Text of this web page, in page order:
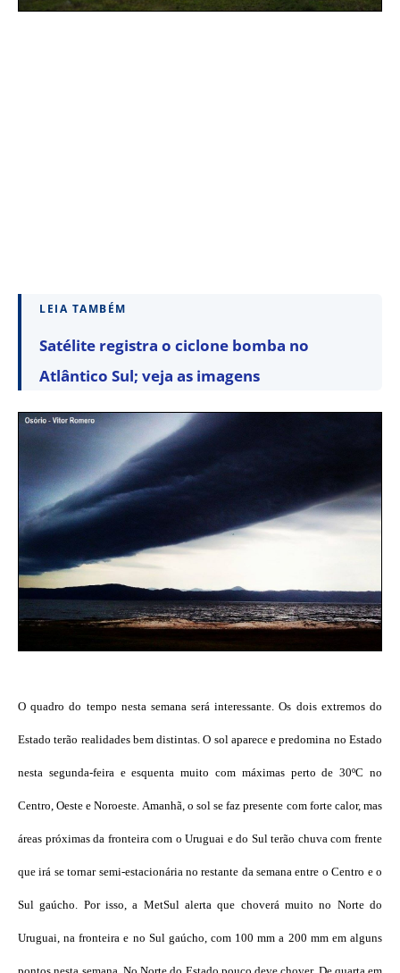
LEIA TAMBÉM
Satélite registra o ciclone bomba no
Atlântico Sul; veja as imagens
O quadro do tempo nesta semana será interessante. Os dois extremos do
Estado terão realidades bem distintas. O sol aparece e predomina no Estado
nesta segunda-feira e esquenta muito com máximas perto de 30ºC no
Centro, Oeste e Noroeste. Amanhã, o sol se faz presente com forte calor, mas
áreas próximas da fronteira com o Uruguai e do Sul terão chuva com frente
que irá se tornar semi-estacionária no restante da semana entre o Centro e o
Sul gaúcho. Por isso, a MetSul alerta que choverá muito no Norte do
Uruguai, na fronteira e no Sul gaúcho, com 100 mm a 200 mm em alguns